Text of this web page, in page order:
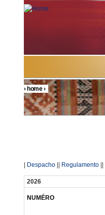
You are here
›home›
| Despacho || Regulamento ||
2026
NUMÉRO